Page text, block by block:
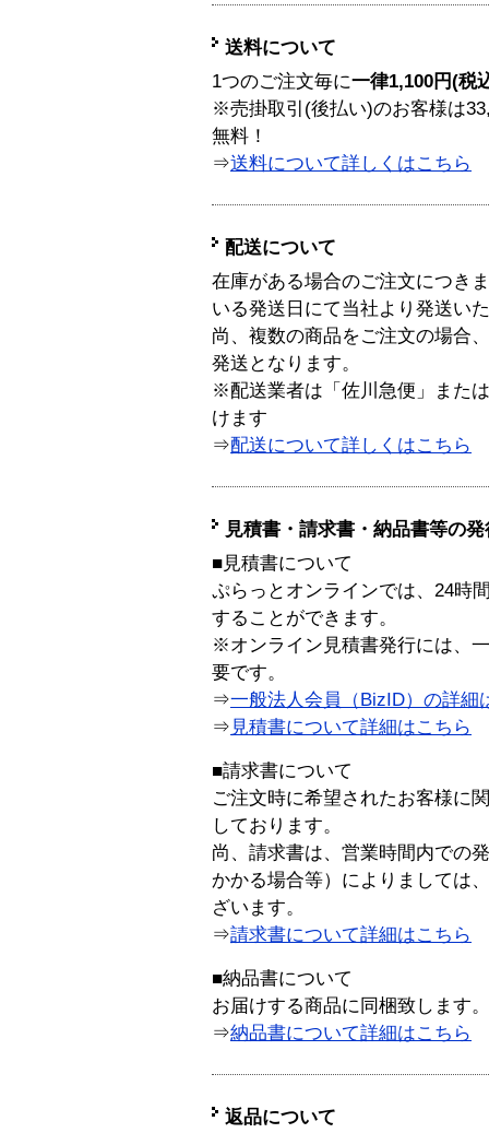
送料について
1つのご注文毎に一律1,100円(税
※売掛取引(後払い)のお客様は
無料！
⇒送料について詳しくはこちら
配送について
在庫がある場合のご注文につき
いる発送日にて当社より発送い
尚、複数の商品をご注文の場合
発送となります。
※配送業者は「佐川急便」また
けます
⇒配送について詳しくはこちら
見積書・請求書・納品書等の
■見積書について
ぷらっとオンラインでは、24時
することができます。
※オンライン見積書発行には、
要です。
⇒一般法人会員（BizID）の詳細
⇒ 見積書について詳細はこちら
■請求書について
ご注文時に希望されたお客様に
しております。
尚、請求書は、営業時間内での
かかる場合等）によりましては
ざいます。
⇒請求書について詳細はこちら
■納品書について
お届けする商品に同梱致します。
⇒納品書について詳細はこちら
返品について